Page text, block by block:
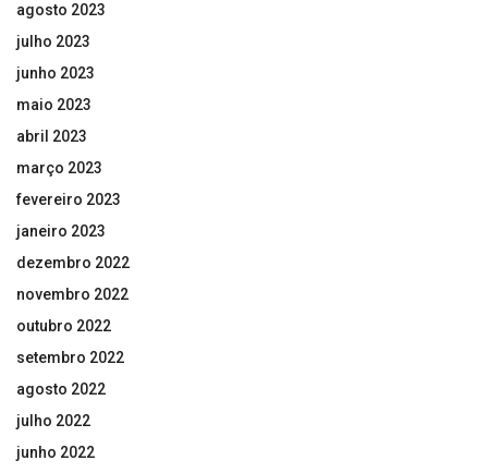
agosto 2023
julho 2023
junho 2023
maio 2023
abril 2023
março 2023
fevereiro 2023
janeiro 2023
dezembro 2022
novembro 2022
outubro 2022
setembro 2022
agosto 2022
julho 2022
junho 2022